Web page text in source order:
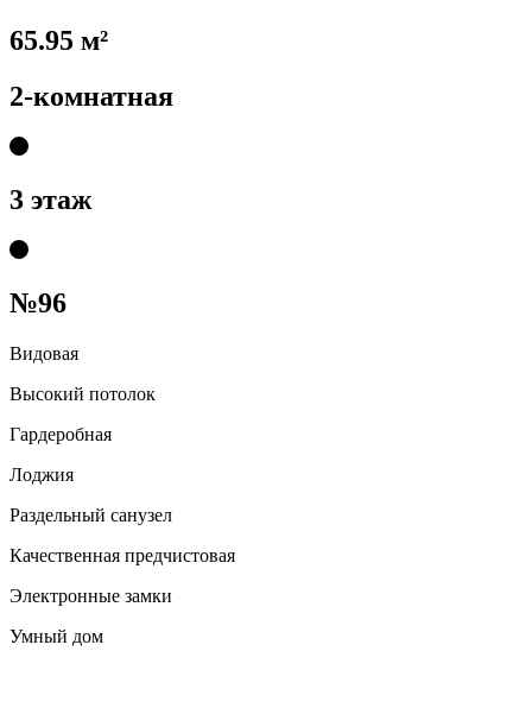
65.95 м²
2-комнатная
3 этаж
№96
Видовая
Высокий потолок
Гардеробная
Лоджия
Раздельный санузел
Качественная предчистовая
Электронные замки
Умный дом